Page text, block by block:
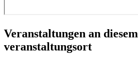
Veranstaltungen an diesem
veranstaltungsort